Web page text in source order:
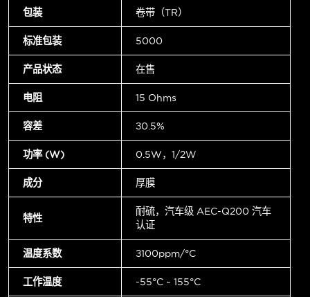
包装 卷带（TR）
标准包装 5000
产品状态 在售
电阻 15 Ohms
容差 ±0.5%
功率 (W) 0.5W，1/2W
成分 厚膜
特性
耐硫，汽车级 AEC-Q200 汽车
认证
温度系数 ±100ppm/°C
工作温度 -55°C ~ 155°C